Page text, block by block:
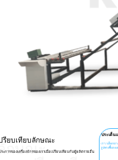
รียบเทียบลักษณะ
ะการของเครื่องจักรของเราเมื่อเปรียบเทียบกับผู้ผลิตรายอื่น
กษณะ
ประเด็น
เรา: บล็อกย
รูปทรงพื้นรอ